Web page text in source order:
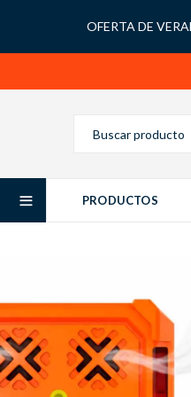
OFERTA DE
PRODUCTOS